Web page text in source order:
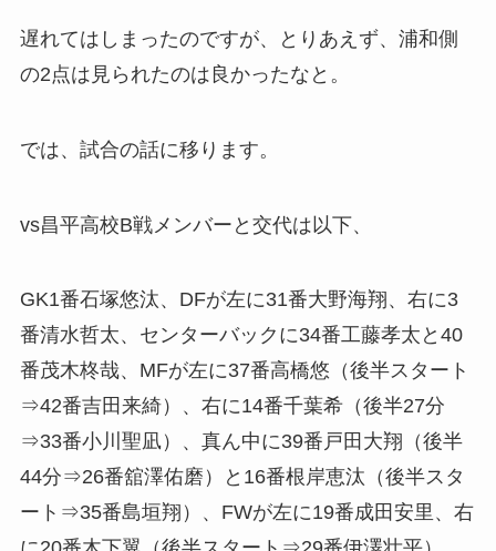
遅れてはしまったのですが、とりあえず、浦和側
の2点は見られたのは良かったなと。
では、試合の話に移ります。
vs昌平高校B戦メンバーと交代は以下、
GK1番石塚悠汰、DFが左に31番大野海翔、右に3
番清水哲太、センターバックに34番工藤孝太と40
番茂木柊哉、MFが左に37番高橋悠（後半スタート
⇒42番吉田来綺）、右に14番千葉希（後半27分
⇒33番小川聖凪）、真ん中に39番戸田大翔（後半
44分⇒26番舘澤佑磨）と16番根岸恵汰（後半スタ
ート⇒35番島垣翔）、FWが左に19番成田安里、右